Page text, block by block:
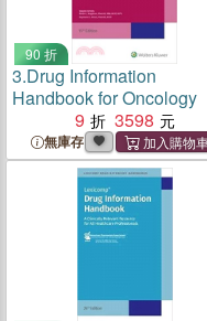
90 折
3.Drug Information
Handbook for Oncology
9
3598
無庫存